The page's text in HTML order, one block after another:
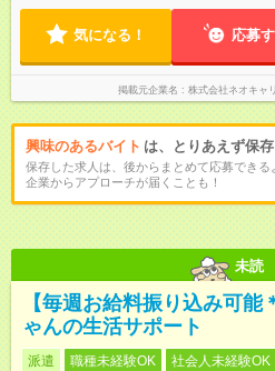
気になる！ 応募
掲載元企業名 株式会社ネオキャ
興味のあるバイト は、とりあえず保
保存した求人は、後からまとめて応募できる
企業からアプローチが届くことも！
未読
【毎週お給料振り込み可能
ゃんの生活サポート
派遣 職種未経験OK 社会人未経験OK